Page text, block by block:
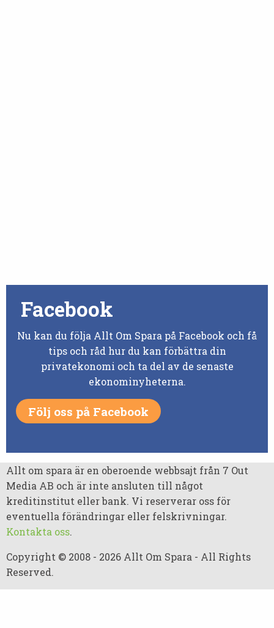
Facebook
Nu kan du följa Allt Om Spara på Facebook och få
tips och råd hur du kan förbättra din
privatekonomi och ta del av de senaste
ekonominyheterna.
Följ oss på Facebook
Allt om spara är en oberoende webbsajt från 7 Out
Media AB och är inte ansluten till något
kreditinstitut eller bank. Vi reserverar oss för
eventuella förändringar eller felskrivningar.
Kontakta oss.
Copyright © 2008 - 2026 Allt Om Spara - All Rights
Reserved.